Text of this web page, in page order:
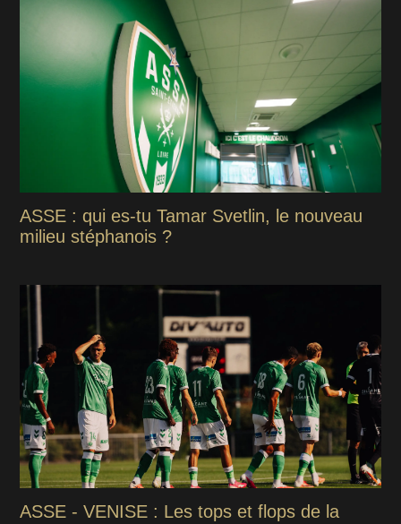
ASSE : qui es-tu Tamar Svetlin, le nouveau
milieu stéphanois ?
ASSE - VENISE : Les tops et flops de la